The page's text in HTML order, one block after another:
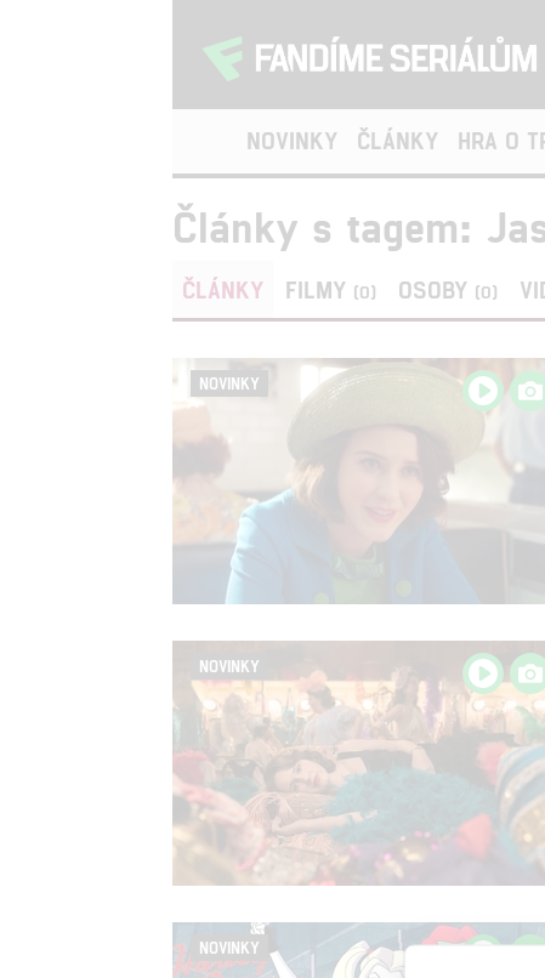
NOVINKY ČLÁNKY HRA O
Články s tagem:
ČLÁNKY FILMY (0) OSOBY (0)
NOVINKY
NOVINKY
NOVINKY